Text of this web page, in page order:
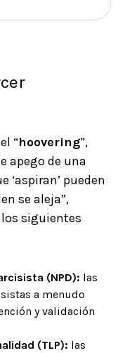
“hoovering”,
apego de una
‘aspiran’ pueden
se aleja”,
siguientes
(NPD): las
a menudo
y validación
(TLP): las